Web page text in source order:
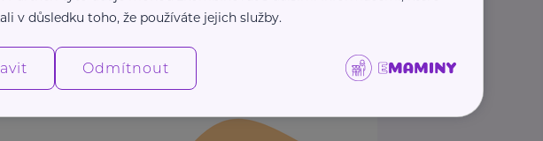
v důsledku toho, že používáte jejich služby.
Odmítnout